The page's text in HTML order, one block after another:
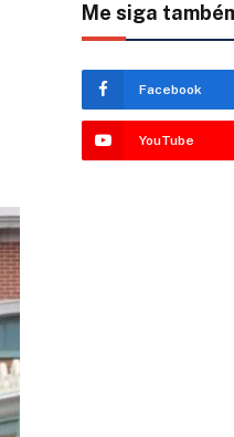
Me siga
Facebook
YouTube